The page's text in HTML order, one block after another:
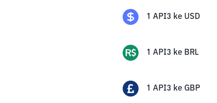
1 API3 ke USD
1 API3 ke BRL
1 API3 ke GBP